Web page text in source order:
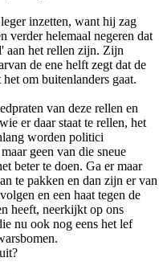
inzetten, want hij zag
verder helemaal negeren dat
aan het rellen zijn. Zijn
de ene helft zegt dat de
om buitenlanders gaat.
van deze rellen en
er daar staat te rellen, het
worden politici
geen van die sneue
beter te doen. Ga er maar
te pakken en dan zijn er van
en een haat tegen de
heeft, neerkijkt op ons
nu ook nog eens het lef